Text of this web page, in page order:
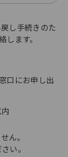
し手続きのた
ます。
口にお申し出
ん。
い。